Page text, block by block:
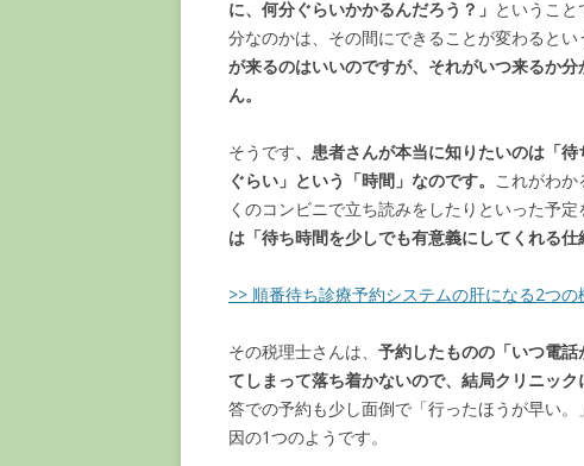
に、何分ぐらいかかるんだろう？」 というこ
分なのかは、その間にできることが変わるとい
が来るのはいいのですが、それがいつ来るか
ん。
そうです、患者さんが本当に知りたいのは「
ぐらい」という「時間」なのです。 これがわ
くのコンビニで立ち読みをしたりといった予定
は「待ち時間を少しでも有意義にしてくれる仕
>> 順番待ち診療予約システムの肝になる2つの
その税理士さんは、 予約したものの「いつ電
てしまって落ち着かないので、結局クリニック
答での予約も少し面倒で「行ったほうが早い
因の1つのようです。